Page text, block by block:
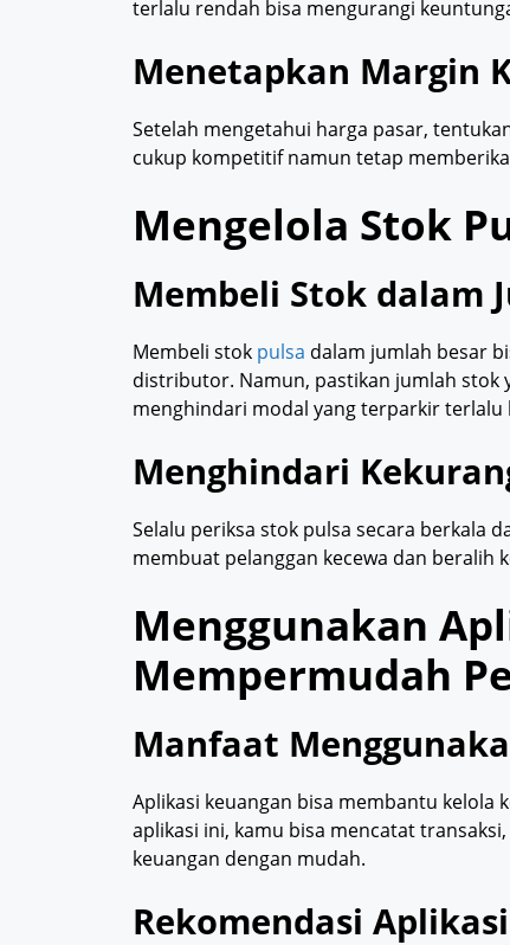
terlalu rendah bisa mengurangi
Menetapkan Margin
Setelah mengetahui harga pasar,
cukup kompetitif namun tetap
Mengelola Stok
Membeli Stok dalam
Membeli stok pulsa dalam jumlah besar
distributor. Namun, pastikan jumlah stok
menghindari modal yang terparkir terlalu
Menghindari
Selalu periksa stok pulsa secara berkala
membuat pelanggan kecewa dan beralih
Menggunakan
Mempermudah
Manfaat
Aplikasi keuangan bisa membantu kelola
aplikasi ini, kamu bisa mencatat
keuangan dengan mudah.
Rekomendasi